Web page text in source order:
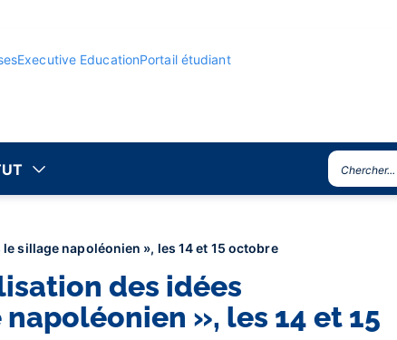
Executive EducationPortail étudiant
sillage napoléonien », les 14 et 15 octobre
des idées
», les 14 et 15